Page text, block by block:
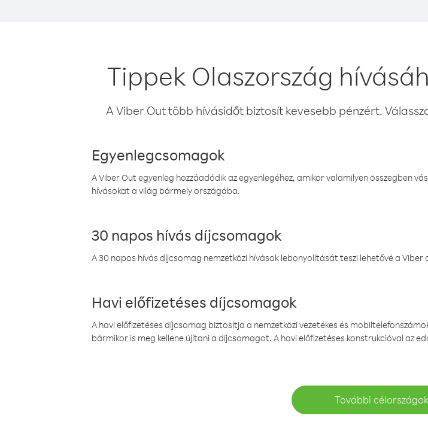
Tippek Olaszország
A Viber Out több hívásidőt biztosít kevesebb pénzért.
Egyenlegcsomagok
A Viber Out egyenleg hozzáadódik az egyenlegéhez, amikor valamilyen összegben
hívásokat a világ bármely országába.
30 napos hívás díjcsomagok
A 30 napos hívás díjcsomag nemzetközi hívások lebonyolítását teszi lehetővé a
Havi előfizetéses díjcsomagok
A havi előfizetéses díjcsomag biztosítja a nemzetközi vezetékes és
bármikor is meg kellene újítani a díjcsomagot. A havi előfizetéses konstrukcióval az
További